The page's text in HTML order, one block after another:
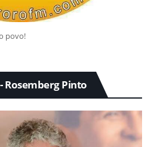
povo!
Rosemberg Pinto